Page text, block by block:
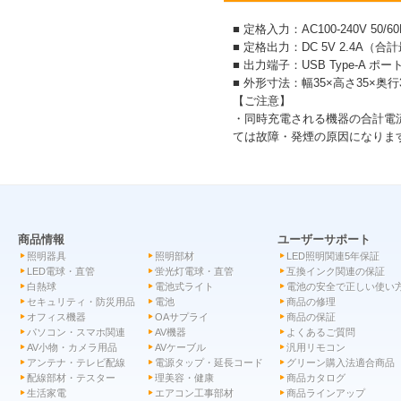
■ 定格入力：AC100-240V 50/
■ 定格出力：DC 5V 2.4A（合
■ 出力端子：USB Type-A ポー
■ 外形寸法：幅35×高さ35×奥
【ご注意】
・同時充電される機器の合計
ては故障・発煙の原因になりま
商品情報
照明器具
照明部材
LED電球・直管
蛍光灯電球・直管
白熱球
電池式ライト
セキュリティ・防災用品
電池
オフィス機器
OAサプライ
パソコン・スマホ関連
AV機器
AV小物・カメラ用品
AVケーブル
アンテナ・テレビ配線
電源タップ・延長コード
配線部材・テスター
理美容・健康
生活家電
エアコン工事部材
ユーザーサポート
LED照明関連5年保証
互換インク関連の保証
電池の安全で正しい使い
商品の修理
商品の保証
よくあるご質問
汎用リモコン
グリーン購入法適合商品
商品カタログ
商品ラインアップ